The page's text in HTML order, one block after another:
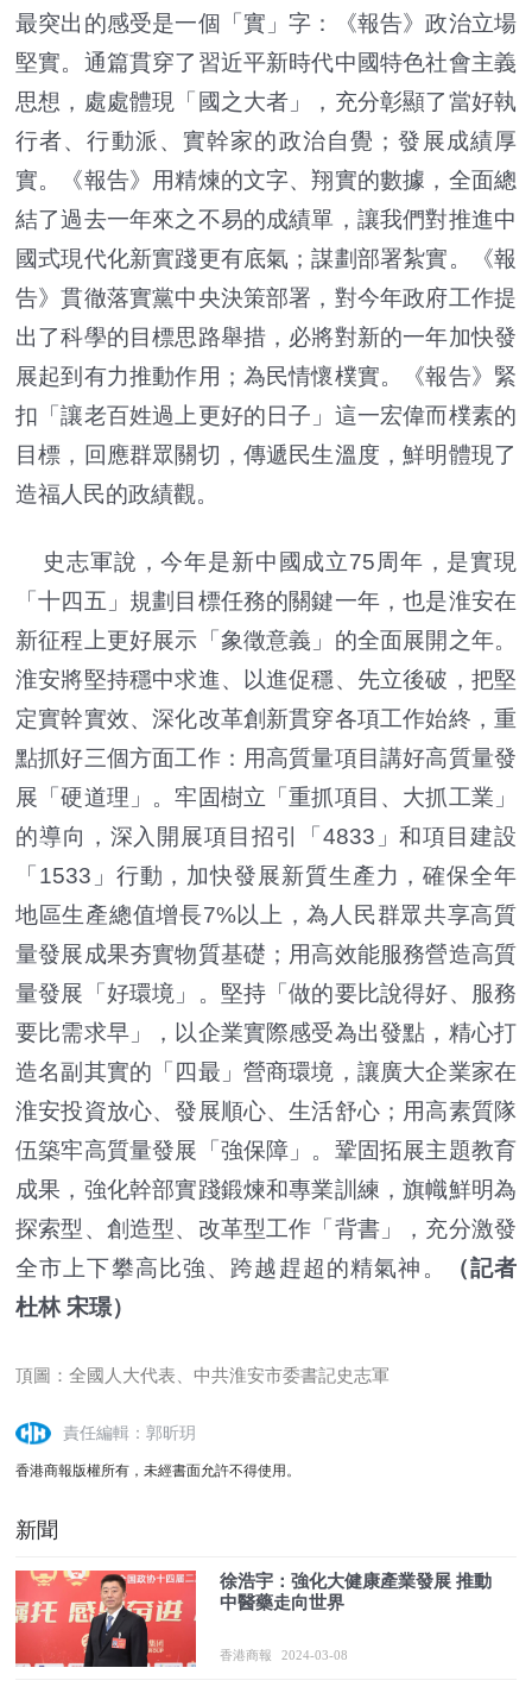
最突出的感受是一個「實」字：《報告》政治立場
堅實。通篇貫穿了習近平新時代中國特色社會主義
思想，處處體現「國之大者」，充分彰顯了當好執
行者、行動派、實幹家的政治自覺；發展成績厚
實。《報告》用精煉的文字、翔實的數據，全面總
結了過去一年來之不易的成績單，讓我們對推進中
國式現代化新實踐更有底氣；謀劃部署紮實。《報
告》貫徹落實黨中央決策部署，對今年政府工作提
出了科學的目標思路舉措，必將對新的一年加快發
展起到有力推動作用；為民情懷樸實。《報告》緊
扣「讓老百姓過上更好的日子」這一宏偉而樸素的
目標，回應群眾關切，傳遞民生溫度，鮮明體現了
造福人民的政績觀。
史志軍說，今年是新中國成立75周年，是實現
「十四五」規劃目標任務的關鍵一年，也是淮安在
新征程上更好展示「象徵意義」的全面展開之年。
淮安將堅持穩中求進、以進促穩、先立後破，把堅
定實幹實效、深化改革創新貫穿各項工作始終，重
點抓好三個方面工作：用高質量項目講好高質量發
展「硬道理」。牢固樹立「重抓項目、大抓工業」
的導向，深入開展項目招引「4833」和項目建設
「1533」行動，加快發展新質生產力，確保全年
地區生產總值增長7%以上，為人民群眾共享高質
量發展成果夯實物質基礎；用高效能服務營造高質
量發展「好環境」。堅持「做的要比說得好、服務
要比需求早」，以企業實際感受為出發點，精心打
造名副其實的「四最」營商環境，讓廣大企業家在
淮安投資放心、發展順心、生活舒心；用高素質隊
伍築牢高質量發展「強保障」。鞏固拓展主題教育
成果，強化幹部實踐鍛煉和專業訓練，旗幟鮮明為
探索型、創造型、改革型工作「背書」，充分激發
全市上下攀高比強、跨越趕超的精氣神。
（記者
杜林 宋璟）
頂圖：全國人大代表、中共淮安市委書記史志軍
責任編輯：郭昕玥
香港商報版權所有，未經書面允許不得使用。
新聞
徐浩宇：強化大健康產業發展 推動
中醫藥走向世界
香港商報 2024-03-08